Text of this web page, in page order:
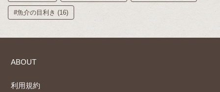
#魚介の目利き (16)
ABOUT
利用規約